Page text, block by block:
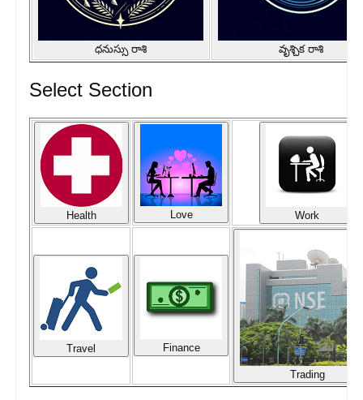
ధనుస్సు రాశి వృశ్చిక రాశి
Select Section
Health Love Work
Travel Finance
Trading